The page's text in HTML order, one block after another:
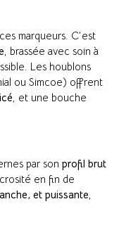
marqueurs. C’est
, brassée avec soin à
Les houblons
ou Simcoe) offrent
, et une bouche
par son profil brut
en fin de
et puissante